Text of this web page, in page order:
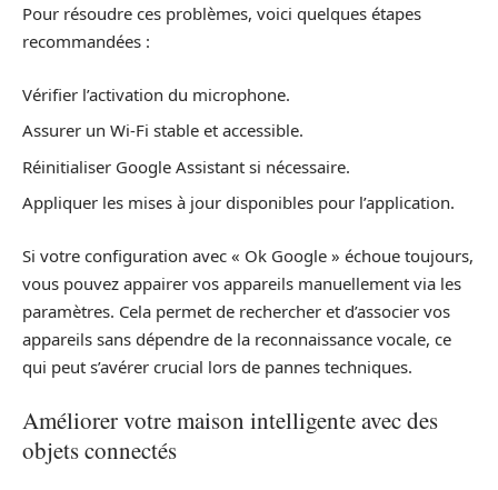
Pour résoudre ces problèmes, voici quelques étapes
recommandées :
Vérifier l’activation du microphone.
Assurer un Wi-Fi stable et accessible.
Réinitialiser Google Assistant si nécessaire.
Appliquer les mises à jour disponibles pour l’application.
Si votre configuration avec « Ok Google » échoue toujours,
vous pouvez appairer vos appareils manuellement via les
paramètres. Cela permet de rechercher et d’associer vos
appareils sans dépendre de la reconnaissance vocale, ce
qui peut s’avérer crucial lors de pannes techniques.
Améliorer votre maison intelligente avec des
objets connectés